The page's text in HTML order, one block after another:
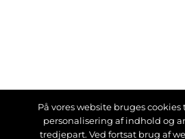
På vores website bruges
personalisering af indhold og
tredjepart. Ved fortsat brug af